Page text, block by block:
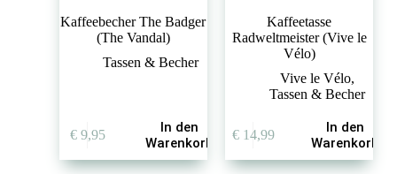
Kaffeebecher The Badger
(The Vandal)
Tassen & Becher
€9,95
In den
Warenkorb
Kaffeetasse
Radweltmeister (Vive le
Vélo)
Vive le Vélo,
Tassen & Becher
€14,99
In den
Warenkorb